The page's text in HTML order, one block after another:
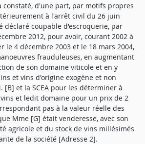
constaté, d'une part, par motifs propres
à l'arrêt civil du 26 juin
déclaré coupable d'escroquerie, par
2012, pour avoir, courant 2002 à
le 4 décembre 2003 et le 18 mars 2004,
frauduleuses, en augmentant
de son domaine viticole et en y
et vins d'origine exogène et non
[B] et la SCEA pour les déterminer à
et ledit domaine pour un prix de 2
pas à la valeur réelle des
Mme [G] était venderesse, avec son
agricole et du stock de vins millésimés
de la société [Adresse 2].